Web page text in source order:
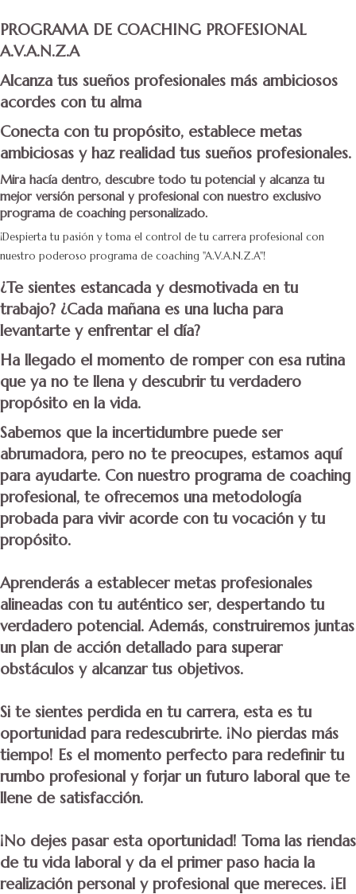
PROGRAMA DE COACHING PROFESIONAL
A.V.A.N.Z.A
Alcanza tus sueños profesionales más ambiciosos
acordes con tu alma
Conecta con tu propósito, establece metas
ambiciosas y haz realidad tus sueños profesionales.
Mira hacía dentro, descubre todo tu potencial y alcanza tu
mejor versión personal y profesional con nuestro exclusivo
programa de coaching personalizado.
¡Despierta tu pasión y toma el control de tu carrera profesional con
nuestro poderoso programa de coaching "A.V.A.N.Z.A"!
¿Te sientes estancada y desmotivada en tu
trabajo? ¿Cada mañana es una lucha para
levantarte y enfrentar el día?
Ha llegado el momento de romper con esa rutina
que ya no te llena y descubrir tu verdadero
propósito en la vida.
Sabemos que la incertidumbre puede ser
abrumadora, pero no te preocupes, estamos aquí
para ayudarte. Con nuestro programa de coaching
profesional, te ofrecemos una metodología
probada para vivir acorde con tu vocación y tu
propósito.
Aprenderás a establecer metas profesionales
alineadas con tu auténtico ser, despertando tu
verdadero potencial. Además, construiremos juntas
un plan de acción detallado para superar
obstáculos y alcanzar tus objetivos.
Si te sientes perdida en tu carrera, esta es tu
oportunidad para redescubrirte. ¡No pierdas más
tiempo! Es el momento perfecto para redefinir tu
rumbo profesional y forjar un futuro laboral que te
llene de satisfacción.
¡No dejes pasar esta oportunidad! Toma las riendas
de tu vida laboral y da el primer paso hacia la
realización personal y profesional que mereces. ¡El